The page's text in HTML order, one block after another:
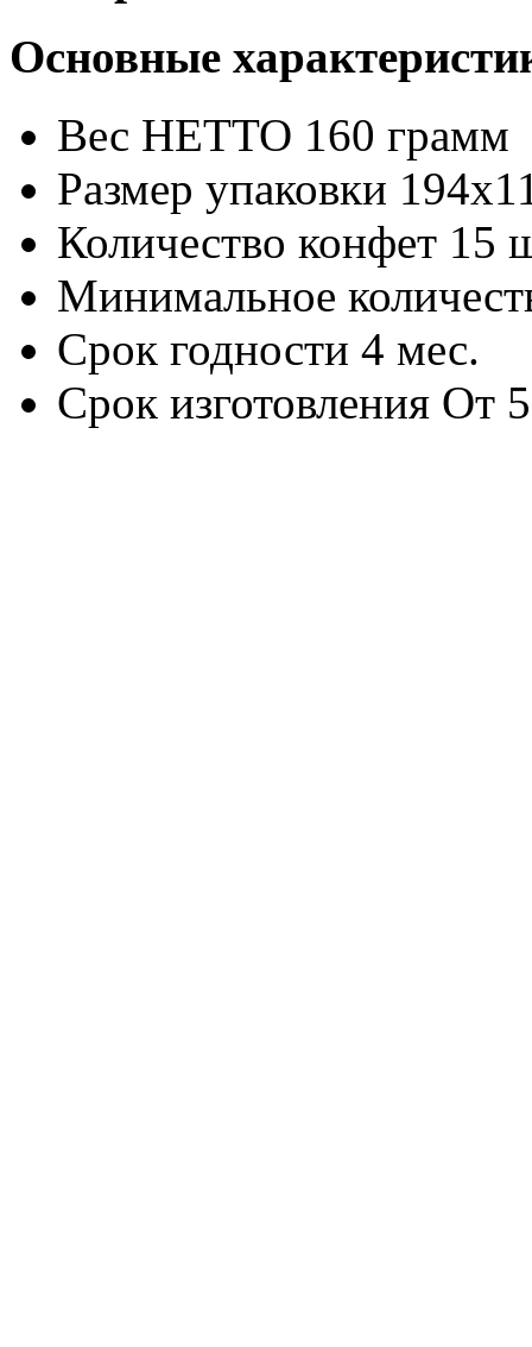
Основные
Вес НЕТТО 160 грамм
Размер упаковки
Количество конфет 15
Минимальное
Срок годности 4 мес.
Срок изготовления От